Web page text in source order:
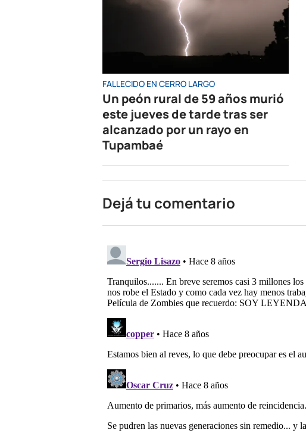
FALLECIDO EN CERRO LARGO
Un peón rural de 59 años murió
este jueves de tarde tras ser
alcanzado por un rayo en
Tupambaé
Dejá tu comentario